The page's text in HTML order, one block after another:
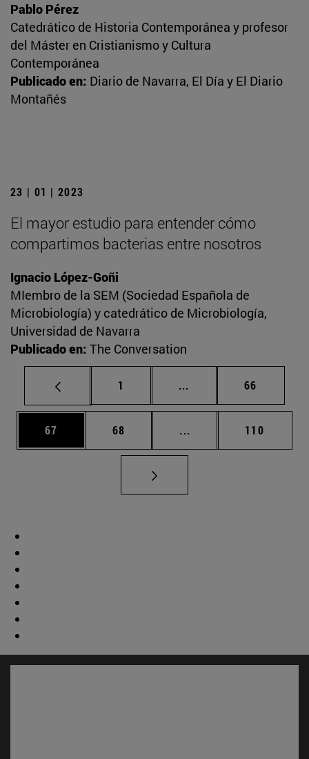
Pablo Pérez
Catedrático de Historia Contemporánea y profesor
del Máster en Cristianismo y Cultura
Contemporánea
Publicado en: Diario de Navarra, El Día y El Diario
Montañés
23 | 01 | 2023
El mayor estudio para entender cómo
compartimos bacterias entre nosotros
Ignacio López-Goñi
MIembro de la SEM (Sociedad Española de
Microbiología) y catedrático de Microbiología,
Universidad de Navarra
Publicado en: The Conversation
Página
1 ... Páginas intermedias
Página
66
Página
67 Página
68 ... Páginas intermedias
Página
110